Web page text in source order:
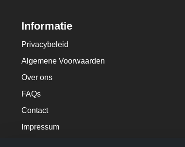
Informatie
Privacybeleid
Algemene Voorwaarden
Over ons
FAQs
Contact
Impressum